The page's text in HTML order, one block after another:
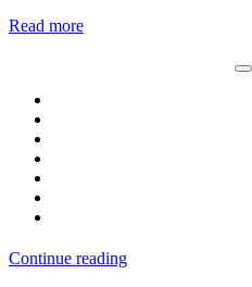
Read more
Continue reading